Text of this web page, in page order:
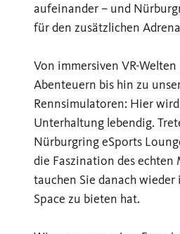
aufeinander – und
für den zusätzlichen
Von immersiven VR-
Abenteuern bis hin zu
Rennsimulatoren: Hier
Unterhaltung lebendig.
Nürburgring eSports
die Faszination des
tauchen Sie danach wieder
Space zu bieten hat.